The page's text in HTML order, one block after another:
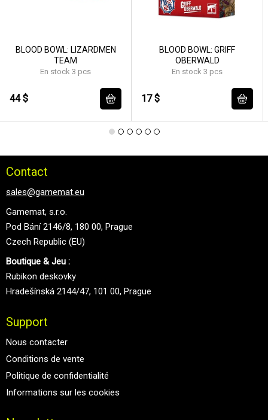
BLOOD BOWL: LIZARDMEN
TEAM
En stock 3 pcs
44 $
BLOOD BOWL: GRIFF
OBERWALD
En stock 3 pcs
17 $
Contact
sales@gamemat.eu
Gamemat, s.r.o.
Pod Bání 2146/8, 180 00, Prague
Czech Republic (EU)
Boutique & Jeu :
Rubikon deskovky
Hradešínská 2144/47, 101 00, Prague
Support
Nous contacter
Conditions de vente
Politique de confidentialité
Informations sur les cookies